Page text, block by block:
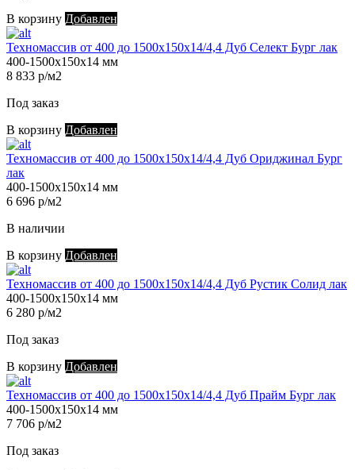
В корзину Добавлен
Техномассив от 400 до 1500х150х14/4,4 Дуб Селект Бург лак
400-1500х150х14 мм
8 833 р/м2
Под заказ
В корзину Добавлен
Техномассив от 400 до 1500х150х14/4,4 Дуб Ориджинал Бург
лак
400-1500х150х14 мм
6 696 р/м2
В наличии
В корзину Добавлен
Техномассив от 400 до 1500х150х14/4,4 Дуб Рустик Солид лак
400-1500х150х14 мм
6 280 р/м2
Под заказ
В корзину Добавлен
Техномассив от 400 до 1500х150х14/4,4 Дуб Прайм Бург лак
400-1500х150х14 мм
7 706 р/м2
Под заказ